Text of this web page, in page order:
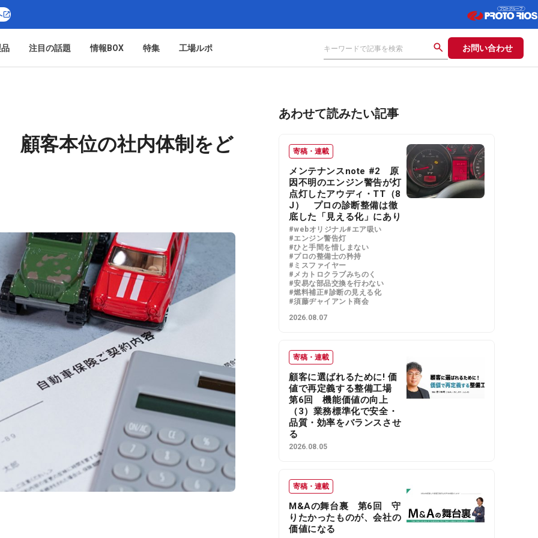
注目の話題 情報BOX 特集 工場ルポ お問い合わせ
顧客本位の社内体制をど
あわせて読みたい記事
寄稿・連載
メンテナンスnote #2 原
因不明のエンジン警告が灯
点灯したアウディ・TT（8
J） プロの診断整備は徹
底した「見える化」にあり
#webオリジナル#エア吸い
#エンジン警告灯
#ひと手間を惜しまない
#プロの整備士の矜持
#ミスファイヤー
#メカトロクラブみちのく
#安易な部品交換を行わない
#燃料補正#診断の見える化
#須藤ヂャイアント商会
2026.08.07
寄稿・連載
顧客に選ばれるために! 価
値で再定義する整備工場
第6回 機能価値の向上
（3）業務標準化で安全・
品質・効率をバランスさせ
る
2026.08.05
寄稿・連載
M&Aの舞台裏 第6回 守
りたかったものが、会社の
価値になる